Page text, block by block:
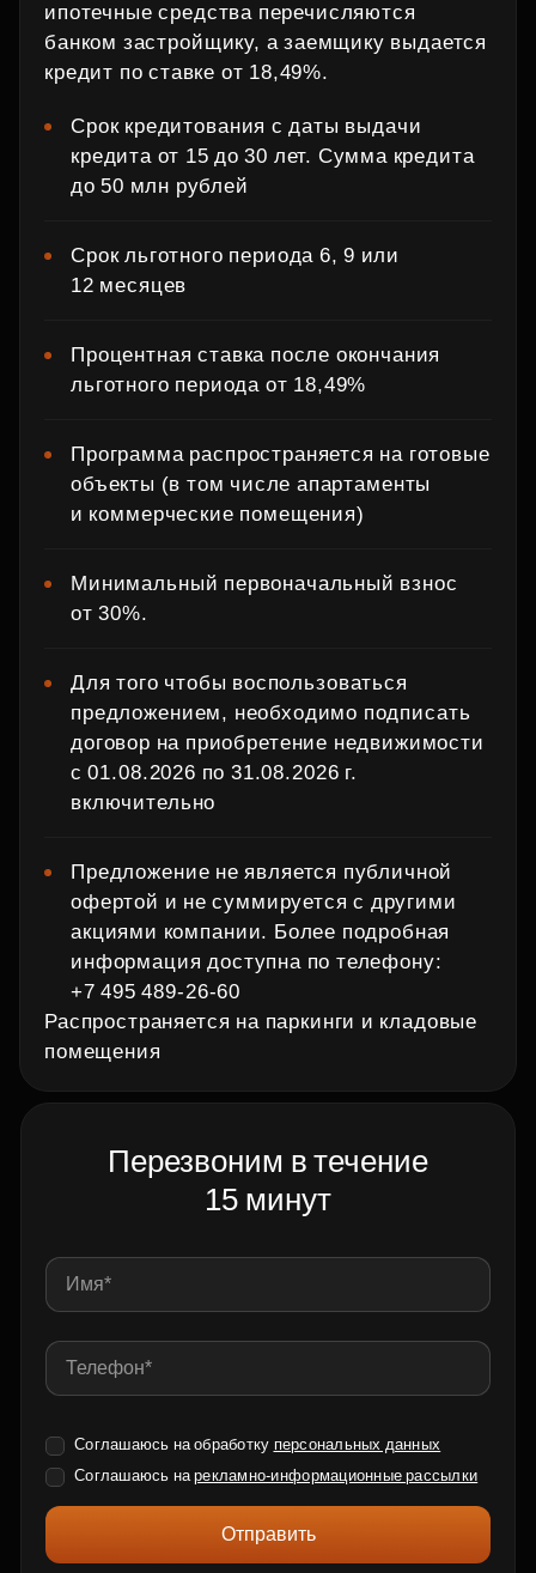
ипотечные средства перечисляются
банком застройщику, а заемщику выдается
кредит по ставке от 18,49%.
Срок кредитования с даты выдачи
кредита от 15 до 30 лет. Сумма кредита
до 50 млн рублей
Срок льготного периода 6, 9 или
12 месяцев
Процентная ставка после окончания
льготного периода от 18,49%
Программа распространяется на готовые
объекты (в том числе апартаменты
и коммерческие помещения)
Минимальный первоначальный взнос
от 30%.
Для того чтобы воспользоваться
предложением, необходимо подписать
договор на приобретение недвижимости
с 01.08.2026 по 31.08.2026 г.
включительно
Предложение не является публичной
офертой и не суммируется с другими
акциями компании. Более подробная
информация доступна по телефону:
+7 495 489‑26‑60
Распространяется на паркинги и кладовые
помещения
Перезвоним в течение
15 минут
Соглашаюсь на обработку персональных данных
Соглашаюсь нарекламно-информационные рассылки
Отправить